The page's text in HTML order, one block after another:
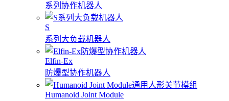
系列协作机器人
S
系列大负载机器人
Elfin-Ex
防爆型协作机器人
Humanoid Joint Module